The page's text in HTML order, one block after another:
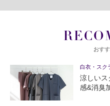
おす
白衣・スク
涼しいス
感&消臭